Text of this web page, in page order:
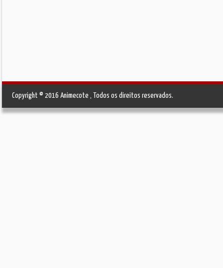
Copyright © 2016 Animecote , Todos os direitos reservados.